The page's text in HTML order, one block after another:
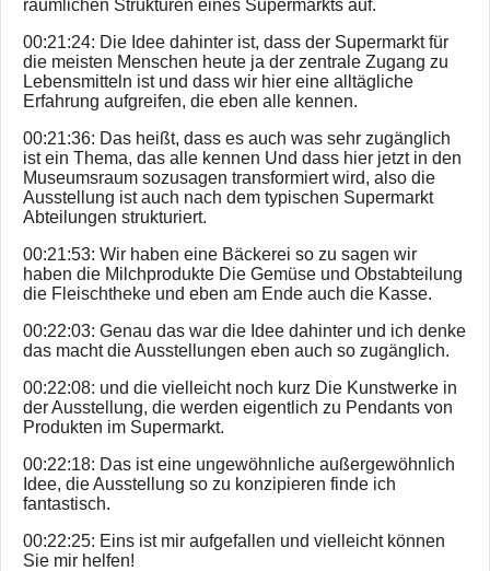
räumlichen Strukturen eines Supermarkts auf.
00:21:24: Die Idee dahinter ist, dass der Supermarkt für
die meisten Menschen heute ja der zentrale Zugang zu
Lebensmitteln ist und dass wir hier eine alltägliche
Erfahrung aufgreifen, die eben alle kennen.
00:21:36: Das heißt, dass es auch was sehr zugänglich
ist ein Thema, das alle kennen Und dass hier jetzt in den
Museumsraum sozusagen transformiert wird, also die
Ausstellung ist auch nach dem typischen Supermarkt
Abteilungen strukturiert.
00:21:53: Wir haben eine Bäckerei so zu sagen wir
haben die Milchprodukte Die Gemüse und Obstabteilung
die Fleischtheke und eben am Ende auch die Kasse.
00:22:03: Genau das war die Idee dahinter und ich denke
das macht die Ausstellungen eben auch so zugänglich.
00:22:08: und die vielleicht noch kurz Die Kunstwerke in
der Ausstellung, die werden eigentlich zu Pendants von
Produkten im Supermarkt.
00:22:18: Das ist eine ungewöhnliche außergewöhnlich
Idee, die Ausstellung so zu konzipieren finde ich
fantastisch.
00:22:25: Eins ist mir aufgefallen und vielleicht können
Sie mir helfen!